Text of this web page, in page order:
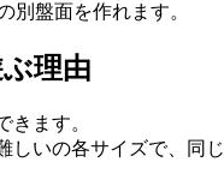
別盤面を作れます。
理由
きます。
しいの各サイズで、同